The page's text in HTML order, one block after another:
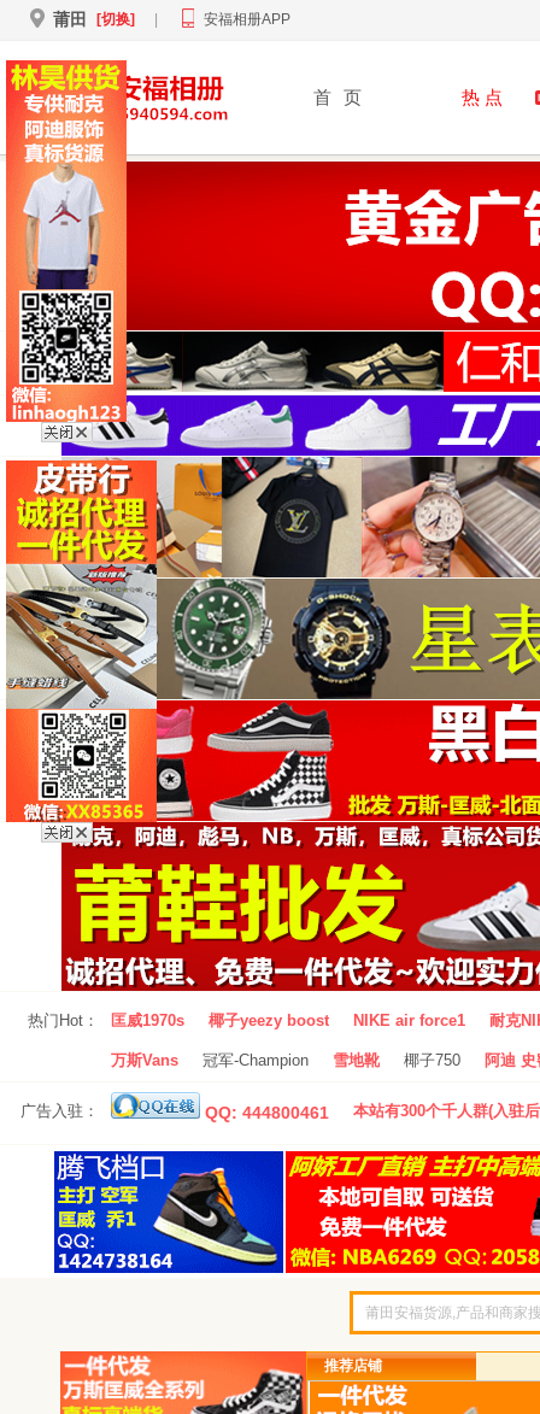
莆田 [切换] 安福相册APP
首 页 热 点
热门Hot： 匡威1970s 椰子yeezy boost NIKE air force1 耐克
万斯Vans 冠军-Champion 雪地靴 椰子750 阿迪
广告入驻： QQ: 444800461 本站有300个千人群(入驻
推荐店铺